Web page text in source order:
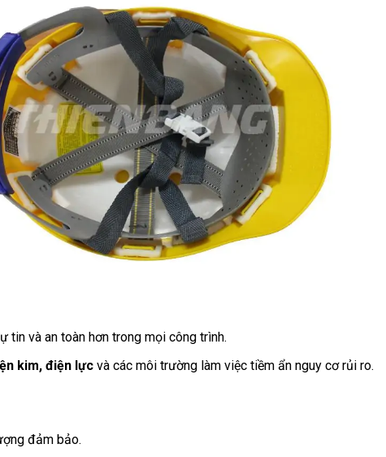
tin và an toàn hơn trong mọi công trình.
kim, điện lựcvà các môi trường làm việc tiềm ẩn nguy cơ rủi ro.
đảm bảo.